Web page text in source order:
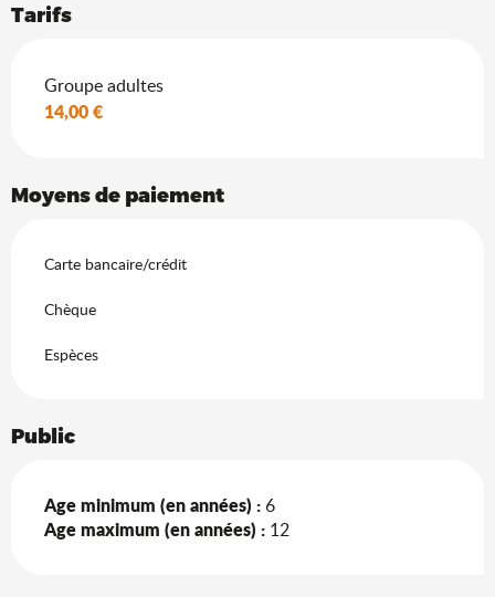
Tarifs
Tarifs 2026
Groupe adultes
14,00 €
Moyens de paiement
Carte bancaire/crédit
Chèque
Espèces
Public
Age minimum (en années) : 6
Age maximum (en années) : 12